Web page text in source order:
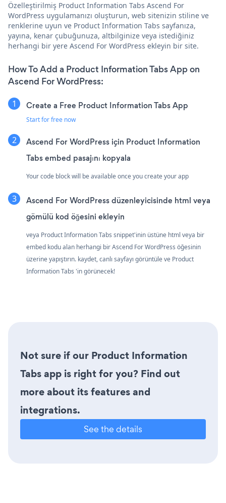
Özelleştirilmiş Product Information Tabs Ascend For
WordPress uygulamanızı oluşturun, web sitenizin stiline ve
renklerine uyun ve Product Information Tabs sayfanıza,
yayına, kenar çubuğunuza, altbilginize veya istediğiniz
herhangi bir yere Ascend For WordPress ekleyin bir site.
How To Add a Product Information Tabs App on
Ascend For WordPress:
Create a Free Product Information Tabs App
Start for free now
Ascend For WordPress için Product Information
Tabs embed pasajını kopyala
Your code block will be available once you create your app
Ascend For WordPress düzenleyicisinde html veya
gömülü kod öğesini ekleyin
veya Product Information Tabs snippet'inin üstüne html veya bir
embed kodu alan herhangi bir Ascend For WordPress öğesinin
üzerine yapıştırın. kaydet, canlı sayfayı görüntüle ve Product
Information Tabs 'in görünecek!
Not sure if our Product Information
Tabs app is right for you? Find out
more about its features and
integrations.
See the details